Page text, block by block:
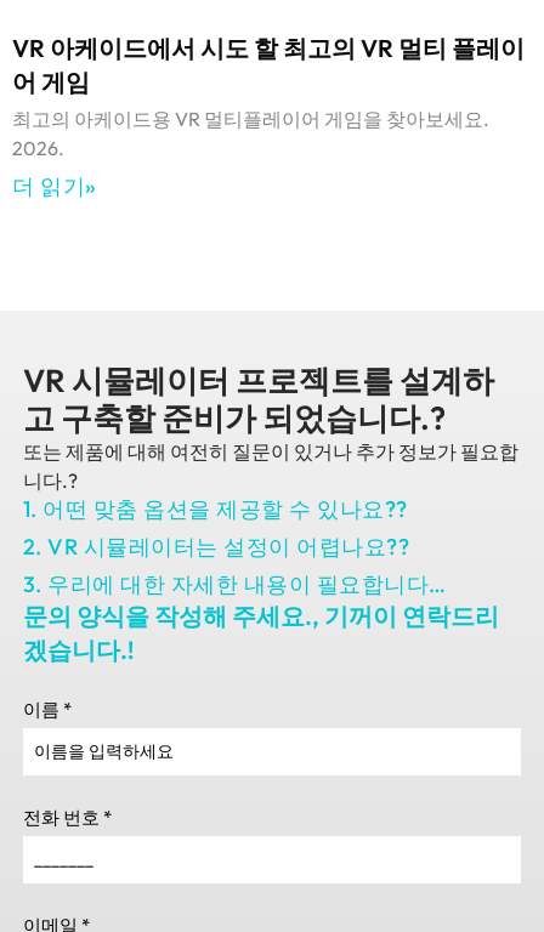
VR 아케이드에서 시도 할 최고의 VR 멀티 플레이
어 게임
최고의 아케이드용 VR 멀티플레이어 게임을 찾아보세요.
2026.
더 읽기»
VR 시뮬레이터 프로젝트를 설계하
고 구축할 준비가 되었습니다.?
또는 제품에 대해 여전히 질문이 있거나 추가 정보가 필요합
니다.?
1. 어떤 맞춤 옵션을 제공할 수 있나요??
2. VR 시뮬레이터는 설정이 어렵나요??
3. 우리에 대한 자세한 내용이 필요합니다…
문의 양식을 작성해 주세요., 기꺼이 연락드리
겠습니다.!
이름 *
전화 번호 *
이메일 *